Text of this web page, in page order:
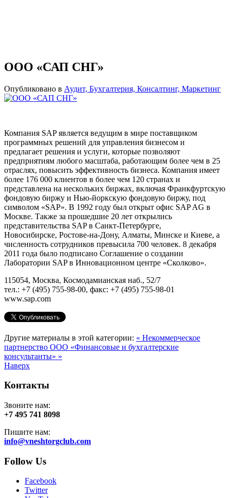
ООО «САП СНГ»
Опубликовано в Аудит, Бухгалтерия, Консалтинг, Маркетинг
Компания SAP является ведущим в мире поставщиком
программных решений для управления бизнесом и
предлагает решения и услуги, которые позволяют
предприятиям любого масштаба, работающим более чем в 25
отраслях, повысить эффективность бизнеса. Компания имеет
более 176 000 клиентов в более чем 120 странах и
представлена на нескольких биржах, включая Франкфуртскую
фондовую биржу и Нью-йоркскую фондовую биржу, под
символом «SAP». В 1992 году был открыт офис SAP AG в
Москве. Также за прошедшие 20 лет открылись
представительства SAP в Санкт-Петербурге,
Новосибирске, Ростове-на-Дону, Алматы, Минске и Киеве, а
численность сотрудников превысила 700 человек. 8 декабря
2011 года было подписано Соглашение о создании
Лаборатории SAP в Инновационном центре «Сколково».
115054, Москва, Космодамианская наб., 52/7
тел.: +7 (495) 755-98-00, факс: +7 (495) 755-98-01
www.sap.com
Другие материалы в этой категории: « Некоммерческое
партнерство ООО «Финансовые и бухгалтерские
консультанты» »
Наверх
Контакты
Звоните нам:
+7 495 741 8098
Пишите нам:
info@vneshtorgclub.com
Follow Us
Facebook
Twitter